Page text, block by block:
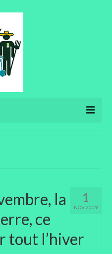
1
NOV 2009
la
ce
tout l’hiver